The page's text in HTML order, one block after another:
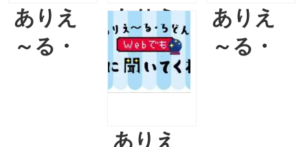
ありえ
～る・
ありえ
～る・
ろどん
のWEB
でも星
ありえ
～る・
ありえ